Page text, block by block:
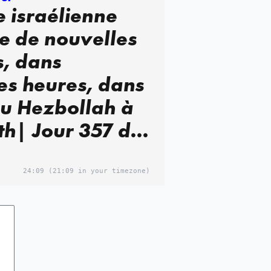
israélienne
de nouvelles
dans
heures, dans
Hezbollah à
Jour 357 de
24:09 (21:09 in your timezone)